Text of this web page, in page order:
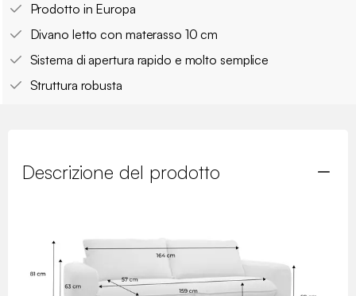
Prodotto in Europa
Divano letto con materasso 10 cm
Sistema di apertura rapido e molto semplice
Struttura robusta
Descrizione del prodotto